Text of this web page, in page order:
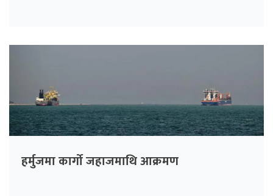
हर्मुजमा कार्गो जहाजमाथि आक्रमण